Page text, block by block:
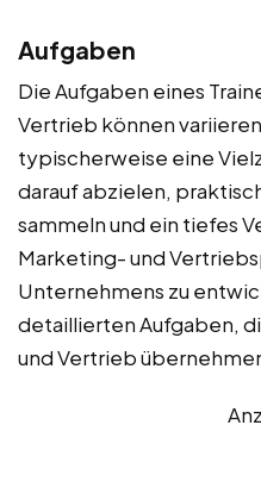
Aufgaben
Die Aufgaben eines
Vertrieb können
typischerweise eine
darauf abzielen,
sammeln und ein tiefes
Marketing- und
Unternehmens zu
detaillierten Aufgaben,
und Vertrieb